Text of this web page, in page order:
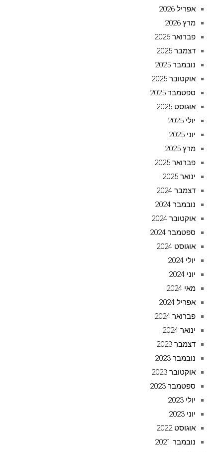
אפריל 2026
מרץ 2026
פברואר 2026
דצמבר 2025
נובמבר 2025
אוקטובר 2025
ספטמבר 2025
אוגוסט 2025
יולי 2025
יוני 2025
מרץ 2025
פברואר 2025
ינואר 2025
דצמבר 2024
נובמבר 2024
אוקטובר 2024
ספטמבר 2024
אוגוסט 2024
יולי 2024
יוני 2024
מאי 2024
אפריל 2024
פברואר 2024
ינואר 2024
דצמבר 2023
נובמבר 2023
אוקטובר 2023
ספטמבר 2023
יולי 2023
יוני 2023
אוגוסט 2022
נובמבר 2021